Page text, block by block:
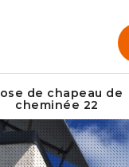
de chapeau de
cheminée 22